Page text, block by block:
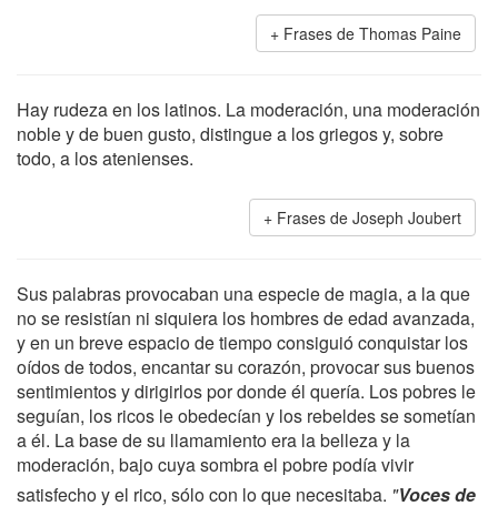
Frases de Thomas Paine
Hay rudeza en los latinos. La moderación, una moderación
noble y de buen gusto, distingue a los griegos y, sobre
todo, a los atenienses.
Frases de Joseph Joubert
Sus palabras provocaban una especie de magia, a la que
no se resistían ni siquiera los hombres de edad avanzada,
y en un breve espacio de tiempo consiguió conquistar los
oídos de todos, encantar su corazón, provocar sus buenos
sentimientos y dirigirlos por donde él quería. Los pobres le
seguían, los ricos le obedecían y los rebeldes se sometían
a él. La base de su llamamiento era la belleza y la
moderación, bajo cuya sombra el pobre podía vivir
satisfecho y el rico, sólo con lo que necesitaba. "Voces de